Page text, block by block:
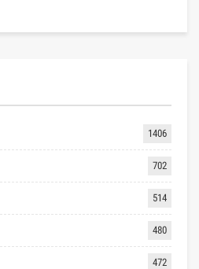
1406
702
514
480
472